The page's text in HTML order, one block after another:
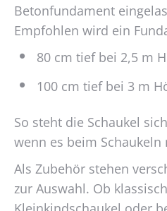
Betonfundament
Empfohlen wird ein
80 cm tief bei 2,5 m
100 cm tief bei 3 m
So steht die Schaukel
wenn es beim
Als Zubehör stehen
zur Auswahl. Ob